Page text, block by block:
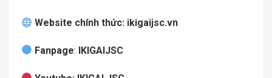
Website chính thức: ikigaijsc.vn
Fanpage: IKIGAIJSC